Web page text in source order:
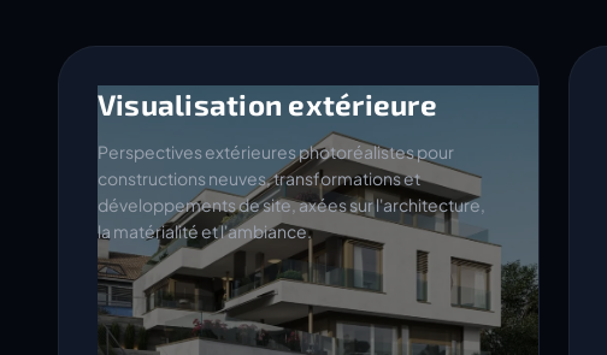
Visualisation extérieure
Perspectives extérieures photoréalistes pour
constructions neuves, transformations et
développements de site, axées sur l'architecture,
la matérialité et l'ambiance.